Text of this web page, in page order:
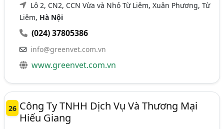
Lô 2, CN2, CCN Vừa và Nhỏ Từ Liêm, Xuân Phương, Từ
Liêm, Hà Nội
(024) 37805386
info@greenvet.com.vn
www.greenvet.com.vn
26 Công Ty TNHH Dịch Vụ Và Thương Mại
Hiếu Giang